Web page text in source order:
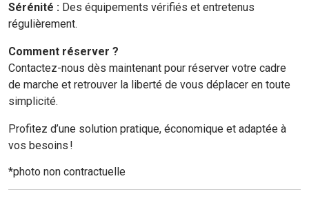
Sérénité : Des équipements vérifiés et entretenus
régulièrement.
Comment réserver ?
Contactez-nous dès maintenant pour réserver votre cadre
de marche et retrouver la liberté de vous déplacer en toute
simplicité.
Profitez d’une solution pratique, économique et adaptée à
vos besoins !
*photo non contractuelle